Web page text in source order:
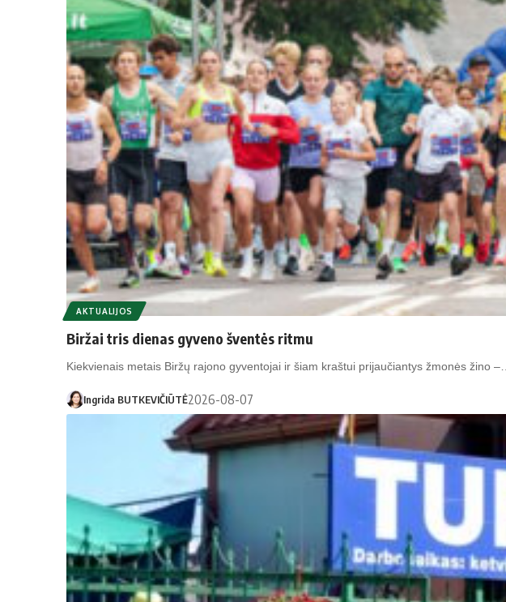
AKTUALIJOS
Biržai tris dienas gyveno šventės ritmu
Kiekvienais metais Biržų rajono gyventojai ir šiam kraštui prijaučiantys žmonės žino –…
Ingrida BUTKEVIČIŪTĖ2026-08-07